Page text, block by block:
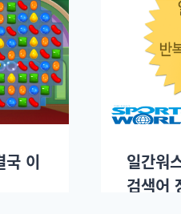
국 이
일간워
검색어